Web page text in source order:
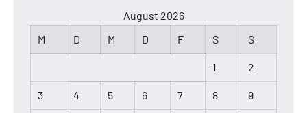
August 2026
M
D M D F S S
1 2
3 4 5 6 7 8 9